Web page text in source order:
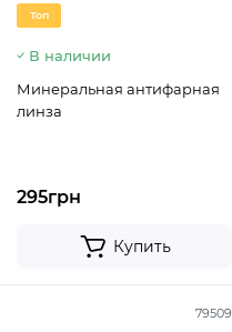
Топ
В наличии
Минеральная антифарная
линза
295грн
Купить
79509